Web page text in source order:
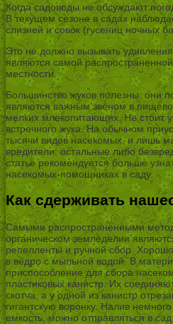
Когда садоводы не обсуждают
В текущем сезоне в садах
слизней и совок (гусениц ночных
Это не должно вызывать
являются самой
местности.
Большинство жуков полезны: они
являются важным звеном в
мелких млекопитающих. Не стоит
встречного жука. На обычном
тысячи видов насекомых, и лишь
вредители; остальные либо
статье рекомендуется больше
насекомых-помощниках в саду.
Как сдерживать
Самыми распространенными
органическом земледелии
репелленты и ручной сбор.
в ведро с мыльной водой. В
приспособление для сбора
пластиковых канистр. Их
скотча, а у одной из канистр
гигантскую воронку. Налив
емкость, можно отправляться в